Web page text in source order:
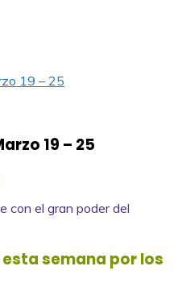
19 – 25
19 – 25
con el gran poder del
semana por los